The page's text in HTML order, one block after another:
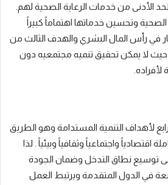
الأدنى من خدمات الرعاية الصحية لهم.
وتحسين خدماتها اهتماماً كبيراً
في رأس المال البشري والهدف الثالث من
حيث لا يمكن تحقيق تنميه مجتمعيه دون
لأهداف التنمية المستدامة وهو الطريق
اقتصادياً واجتماعياً وثقافياً وبيئياً . لذا
توسيع نطاق التدخل وضمان الجودة
في الدول المتقدمة ويرتبط العمل